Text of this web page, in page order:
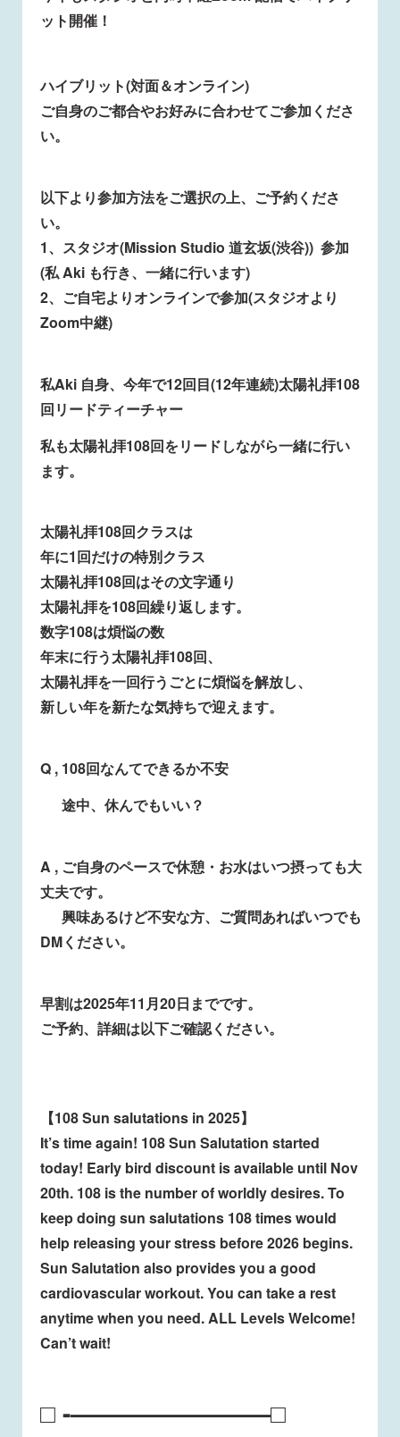
ット開催！
ハイブリット(対面＆オンライン)
ご自身のご都合やお好みに合わせてご参加くださ
い。
以下より参加方法をご選択の上、ご予約くださ
い。
1、スタジオ(Mission Studio 道玄坂(渋谷)) 参加
(私 Aki も行き、一緒に行います)
2、ご自宅よりオンラインで参加(スタジオより
Zoom中継)
私Aki 自身、今年で12回目(12年連続)太陽礼拝108
回リードティーチャー
私も太陽礼拝108回をリードしながら一緒に行い
ます。
太陽礼拝108回クラスは
年に1回だけの特別クラス
太陽礼拝108回はその文字通り
太陽礼拝を108回繰り返します。
数字108は煩悩の数
年末に行う太陽礼拝108回、
太陽礼拝を一回行うごとに煩悩を解放し、
新しい年を新たな気持ちで迎えます。
Q , 108回なんてできるか不安
途中、休んでもいい？
A , ご自身のペースで休憩・お水はいつ摂っても大
丈夫です。
興味あるけど不安な方、ご質問あればいつでも
DMください。
早割は2025年11月20日までです。
ご予約、詳細は以下ご確認ください。
【108 Sun salutations in 2025】
It’s time again! 108 Sun Salutation started
today! Early bird discount is available until Nov
20th. 108 is the number of worldly desires. To
keep doing sun salutations 108 times would
help releasing your stress before 2026 begins.
Sun Salutation also provides you a good
cardiovascular workout. You can take a rest
anytime when you need. ALL Levels Welcome!
Can’t wait!
□ -————————□